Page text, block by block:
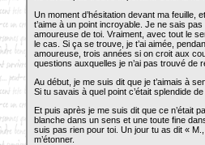
Un moment d’hésitation devant ma feuille,
t’aime à un point incroyable. Je ne sais
amoureuse de toi. Vraiment, avec tout le
le cas. Si ça se trouve, je t’ai aimée,
amoureuse, trois années si on croit aux
questions auxquelles je n’ai pas trouvé de
Au début, je me suis dit que je t’aimais à
Si tu savais à quel point c’était splendide
Et puis après je me suis dit que ce n’était
blanche dans un sens et une toute fine
suis pas rien pour toi. Un jour tu as dit «
m’étonner.